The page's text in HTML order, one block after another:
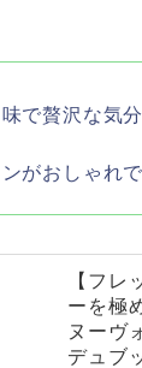
で贅沢な気
がおしゃれ
【フレ
ーを極
ヌーヴ
デュブ